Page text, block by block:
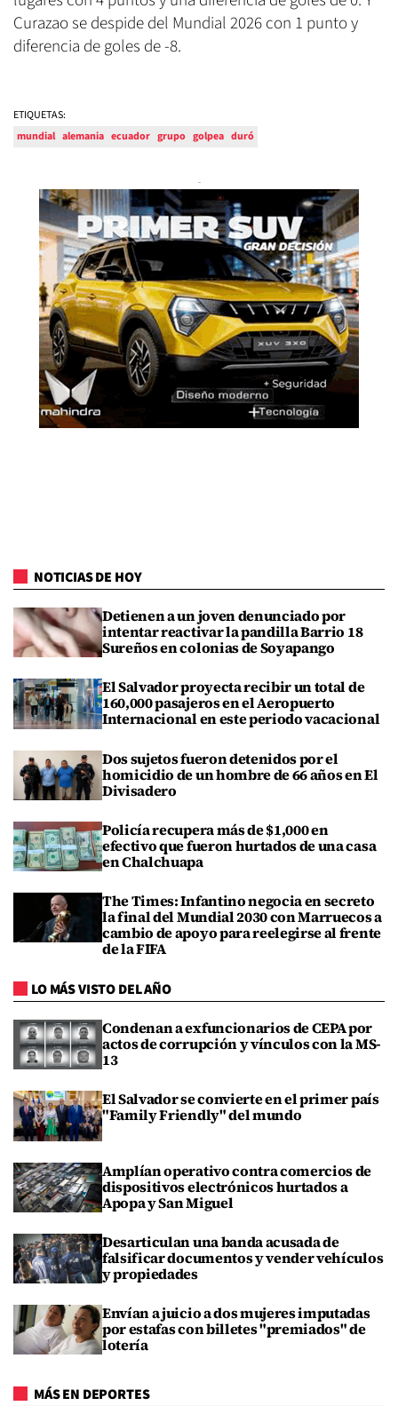
Curazao se despide del Mundial 2026 con 1 punto y
diferencia de goles de -8.
ETIQUETAS:
mundial alemania ecuador grupo golpea duró
NOTICIAS DE HOY
Detienen a un joven denunciado por
intentar reactivar la pandilla Barrio 18
Sureños en colonias de Soyapango
El Salvador proyecta recibir un total de
160,000 pasajeros en el Aeropuerto
Internacional en este periodo vacacional
Dos sujetos fueron detenidos por el
homicidio de un hombre de 66 años en El
Divisadero
Policía recupera más de $1,000 en
efectivo que fueron hurtados de una casa
en Chalchuapa
The Times: Infantino negocia en secreto
la final del Mundial 2030 con Marruecos a
cambio de apoyo para reelegirse al frente
de la FIFA
LO MÁS VISTO DEL AÑO
Condenan a exfuncionarios de CEPA por
actos de corrupción y vínculos con la MS-
13
El Salvador se convierte en el primer país
"Family Friendly" del mundo
Amplían operativo contra comercios de
dispositivos electrónicos hurtados a
Apopa y San Miguel
Desarticulan una banda acusada de
falsificar documentos y vender vehículos
y propiedades
Envían a juicio a dos mujeres imputadas
por estafas con billetes "premiados" de
lotería
MÁS EN DEPORTES